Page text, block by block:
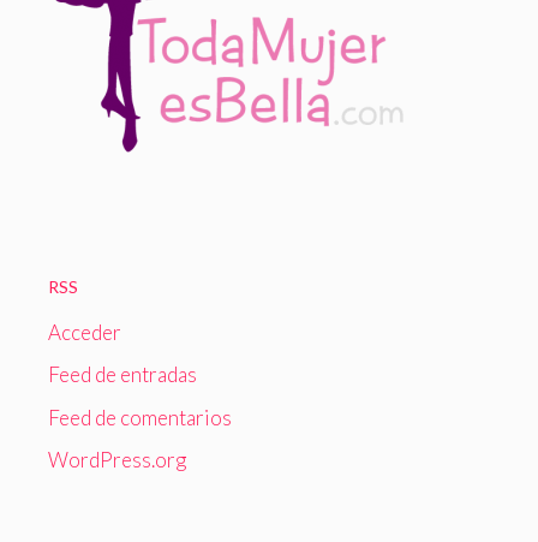
RSS
Acceder
Feed de entradas
Feed de comentarios
WordPress.org